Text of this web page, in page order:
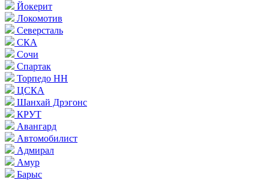
Йокерит
Локомотив
Северсталь
СКА
Сочи
Спартак
Торпедо НН
ЦСКА
Шанхай Дрэгонс
КРУТ
Авангард
Автомобилист
Адмирал
Амур
Барыс